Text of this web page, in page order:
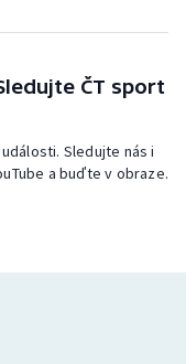
ČT sport
Sledujte nás i
a buďte v obraze.